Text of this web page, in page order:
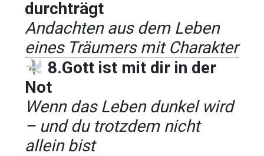
durchträgt
Andachten aus dem Leben
eines Träumers mit Charakter
8.Gott ist mit dir in der
Not
Wenn das Leben dunkel wird
– und du trotzdem nicht
allein bist